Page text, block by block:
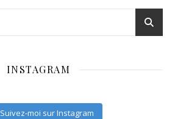
INSTAGRAM
Suivez-moi sur Instagram